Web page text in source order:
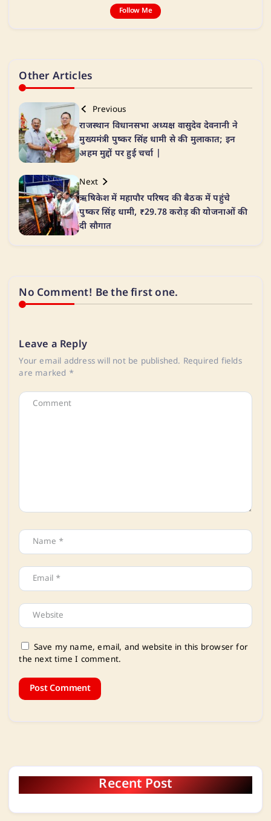
Follow Me
Other Articles
Previous
राजस्थान विधानसभा अध्यक्ष वासुदेव देवनानी ने
मुख्यमंत्री पुष्कर सिंह धामी से की मुलाकात; इन
अहम मुद्दों पर हुई चर्चा |
Next
ऋषिकेश में महापौर परिषद की बैठक में पहुंचे
पुष्कर सिंह धामी, ₹29.78 करोड़ की योजनाओं की
दी सौगात
No Comment! Be the first one.
Leave a Reply
Your email address will not be published. Required fields
are marked *
Save my name, email, and website in this browser for
the next time I comment.
Recent Post